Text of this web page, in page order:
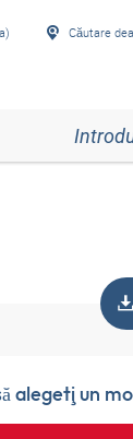
Căutare
alegeţi un